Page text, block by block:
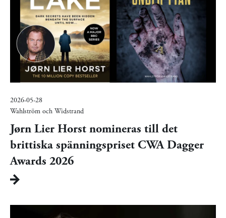
2026-05-28
Wahlström och Widstrand
Jørn Lier Horst nomineras till det
brittiska spänningspriset CWA Dagger
Awards 2026